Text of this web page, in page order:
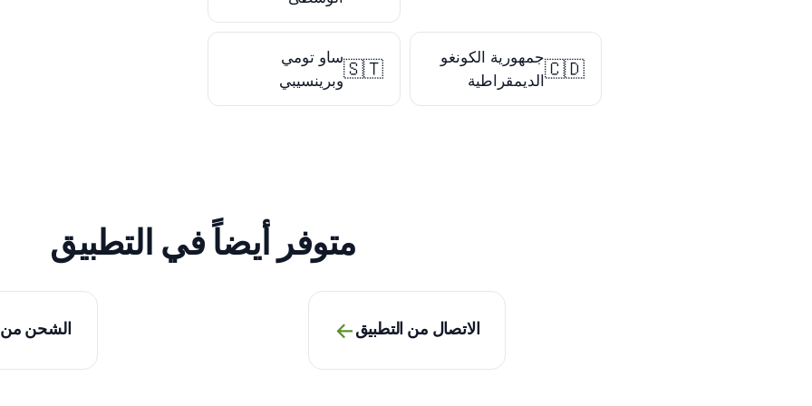
🇨🇩جمهورية الكونغو
الديمقراطية
🇸🇹ساو تومي
وبرينسيبي
متوفر أيضاً في التطبيق
الاتصال من التطبيق→ الشحن من